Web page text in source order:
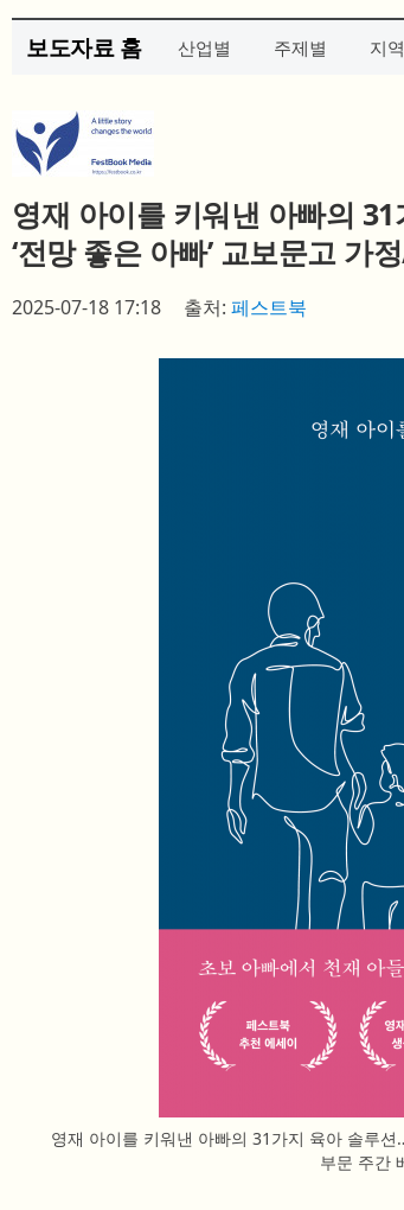
보도자료 홈 산업별 주제별 지
영재 아이를 키워낸 아빠의
‘전망 좋은 아빠’ 교보문고 가
2025-07-18 17:18 출처: 페스트북
영재 아이를 키워낸 아빠의 31가지 육아 솔루
부문 주간